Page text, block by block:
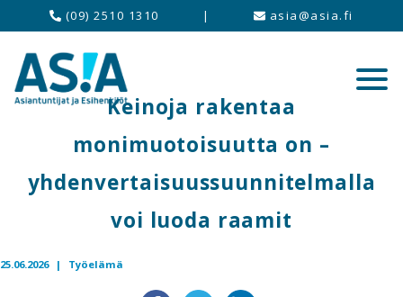
(09) 2510 1310 | asia@asia.fi
Keinoja rakentaa
monimuotoisuutta on –
yhdenvertaisuussuunnitelmalla
voi luoda raamit
25.06.2026 | Työelämä